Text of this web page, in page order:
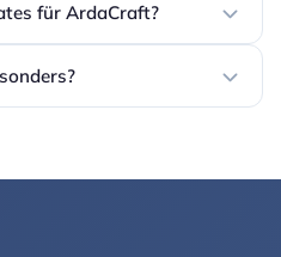
für ArdaCraft?